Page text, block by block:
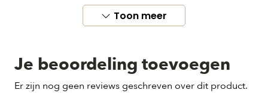
Model draagt maat 9/10 jaar
Toon meer
Je beoordeling toevoegen
Er zijn nog geen reviews geschreven over dit product.